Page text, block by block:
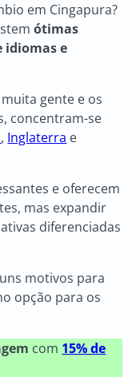
em Cingapura?
ótimas
idiomas e
gente e os
concentram-se
, Inglaterra e
e oferecem
mas expandir
diferenciadas
motivos para
opção para os
com 15% de